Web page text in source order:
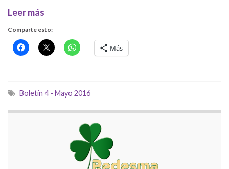
Leer más
Comparte esto:
Más
Boletín 4 - Mayo 2016